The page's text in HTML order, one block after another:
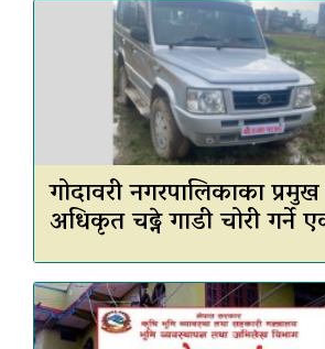
गोदावरी नगरपालिकाका
अधिकृत चढ्ने गाडी चोरी गर्ने